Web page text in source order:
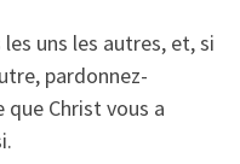
uns les autres, et, si
pardonnez-
Christ vous a